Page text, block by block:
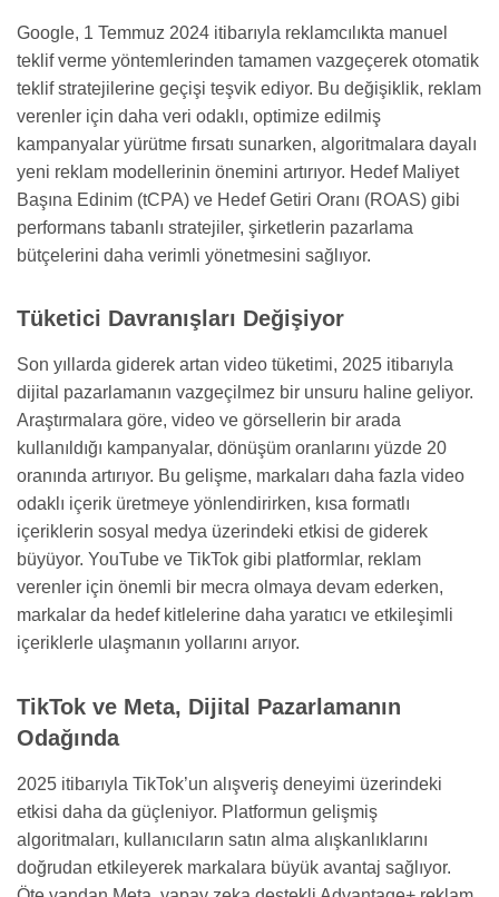
Google, 1 Temmuz 2024 itibarıyla reklamcılıkta manuel
teklif verme yöntemlerinden tamamen vazgeçerek otomatik
teklif stratejilerine geçişi teşvik ediyor. Bu değişiklik, reklam
verenler için daha veri odaklı, optimize edilmiş
kampanyalar yürütme fırsatı sunarken, algoritmalara dayalı
yeni reklam modellerinin önemini artırıyor. Hedef Maliyet
Başına Edinim (tCPA) ve Hedef Getiri Oranı (ROAS) gibi
performans tabanlı stratejiler, şirketlerin pazarlama
bütçelerini daha verimli yönetmesini sağlıyor.
Tüketici Davranışları Değişiyor
Son yıllarda giderek artan video tüketimi, 2025 itibarıyla
dijital pazarlamanın vazgeçilmez bir unsuru haline geliyor.
Araştırmalara göre, video ve görsellerin bir arada
kullanıldığı kampanyalar, dönüşüm oranlarını yüzde 20
oranında artırıyor. Bu gelişme, markaları daha fazla video
odaklı içerik üretmeye yönlendirirken, kısa formatlı
içeriklerin sosyal medya üzerindeki etkisi de giderek
büyüyor. YouTube ve TikTok gibi platformlar, reklam
verenler için önemli bir mecra olmaya devam ederken,
markalar da hedef kitlelerine daha yaratıcı ve etkileşimli
içeriklerle ulaşmanın yollarını arıyor.
TikTok ve Meta, Dijital Pazarlamanın
Odağında
2025 itibarıyla TikTok’un alışveriş deneyimi üzerindeki
etkisi daha da güçleniyor. Platformun gelişmiş
algoritmaları, kullanıcıların satın alma alışkanlıklarını
doğrudan etkileyerek markalara büyük avantaj sağlıyor.